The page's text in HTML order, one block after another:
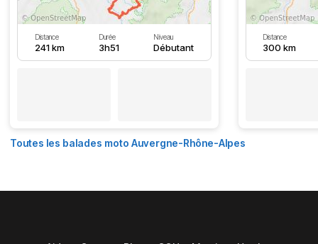
Distance
241 km
Durée
3h51
Niveau
Débutant
Distance
300 km
Toutes les balades moto Auvergne-Rhône-Alpes